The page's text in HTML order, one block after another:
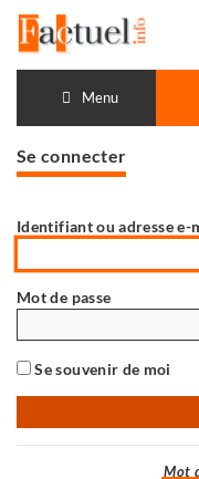
contenu
Menu
Se connecter
Identifiant ou adresse e-
Mot de passe
Se souvenir de moi
Mot